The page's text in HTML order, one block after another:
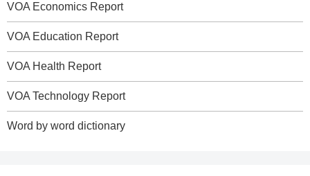
VOA Economics Report
VOA Education Report
VOA Health Report
VOA Technology Report
Word by word dictionary